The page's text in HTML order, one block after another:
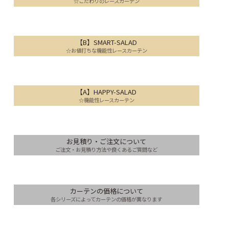
【B】SMART-SALAD
☆お値打ちな機能性レースカーテン
【A】HAPPY-SALAD
☆機能性レースカーテン
お見積り・ご注文について
ご注文・お見積り方法や良くあるご質問など
カーテンの価格について
各シリーズによってカーテンの価格が異なります